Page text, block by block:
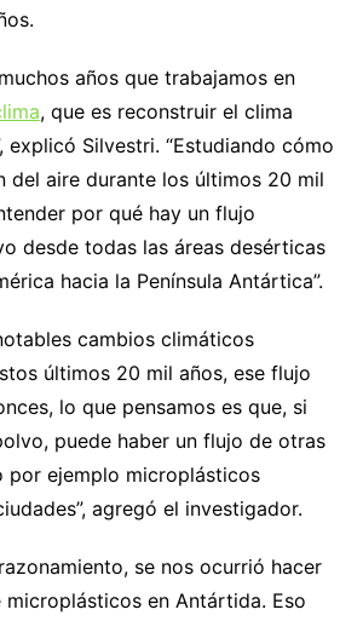
años que trabajamos en
, que es reconstruir el clima
explicó Silvestri. “Estudiando cómo
del aire durante los últimos 20 mil
por qué hay un flujo
desde todas las áreas desérticas
hacia la Península Antártica”.
cambios climáticos
últimos 20 mil años, ese flujo
lo que pensamos es que, si
puede haber un flujo de otras
por ejemplo microplásticos
agregó el investigador.
se nos ocurrió hacer
en Antártida. Eso